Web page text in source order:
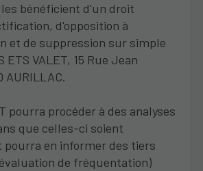
bénéficient d'un droit
d'opposition à
et de suppression sur simple
ETS VALET, 15 Rue Jean
AURILLAC.
pourra procéder à des analyses
que celles-ci soient
pourra en informer des tiers
de fréquentation)